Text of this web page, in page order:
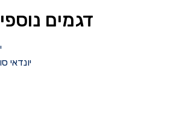
דגמים
יונדאי